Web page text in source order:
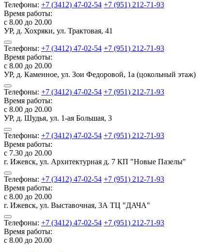
Телефоны: +7 (3412) 47-02-54 +7 (951) 212-71-93
Время работы:
с 8.00 до 20.00
УР, д. Хохряки, ул. Трактовая, 41
Телефоны: +7 (3412) 47-02-54 +7 (951) 212-71-93
Время работы:
с 8.00 до 20.00
УР, д. Каменное, ул. Зои Федоровой, 1а (цокольный этаж)
Телефоны: +7 (3412) 47-02-54 +7 (951) 212-71-93
Время работы:
с 8.00 до 20.00
УР, д. Шудья, ул. 1-ая Большая, 3
Телефоны: +7 (3412) 47-02-54 +7 (951) 212-71-93
Время работы:
с 7.30 до 20.00
г. Ижевск, ул. Архитектурная д. 7 КП "Новые Пазелы"
Телефоны: +7 (3412) 47-02-54 +7 (951) 212-71-93
Время работы:
с 8.00 до 20.00
г. Ижевск, ул. Выставочная, 3А ТЦ "ДАЧА"
Телефоны: +7 (3412) 47-02-54 +7 (951) 212-71-93
Время работы:
с 8.00 до 20.00